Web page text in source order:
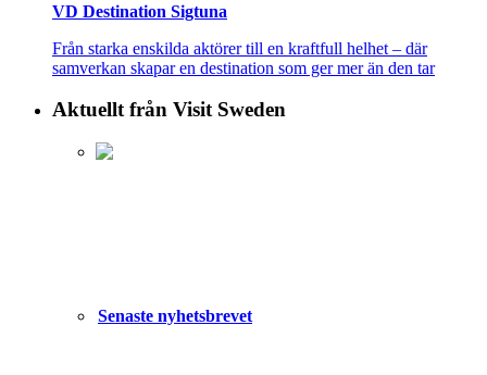
VD Destination Sigtuna
Från starka enskilda aktörer till en kraftfull helhet – där
samverkan skapar en destination som ger mer än den tar
Aktuellt från Visit Sweden
Senaste nyhetsbrevet